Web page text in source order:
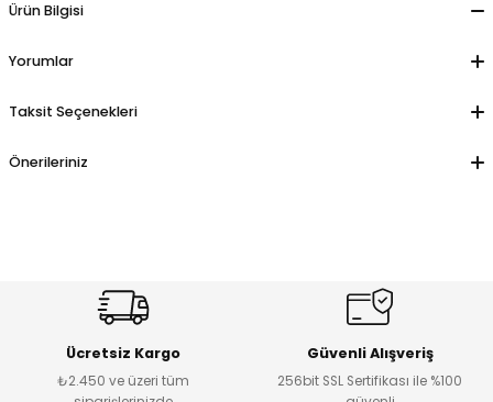
Ürün Bilgisi
Yorumlar
Taksit Seçenekleri
Önerileriniz
Ücretsiz Kargo
₺2.450 ve üzeri tüm
Güvenli Alışveriş
256bit SSL Sertifikası ile %100